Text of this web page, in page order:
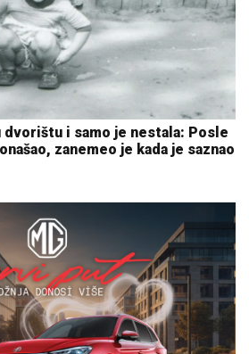
dvorištu i samo je nestala: Posle
zanemeo je kada je saznao